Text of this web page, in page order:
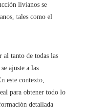
livianos se
tales como el
al tanto de todas las
ajuste a las
este contexto,
para obtener todo lo
detallada